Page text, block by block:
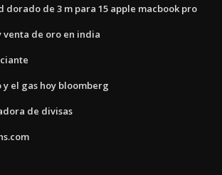
de 3 m para 15 apple macbook pro
venta de oro en india
el gas hoy bloomberg
de divisas